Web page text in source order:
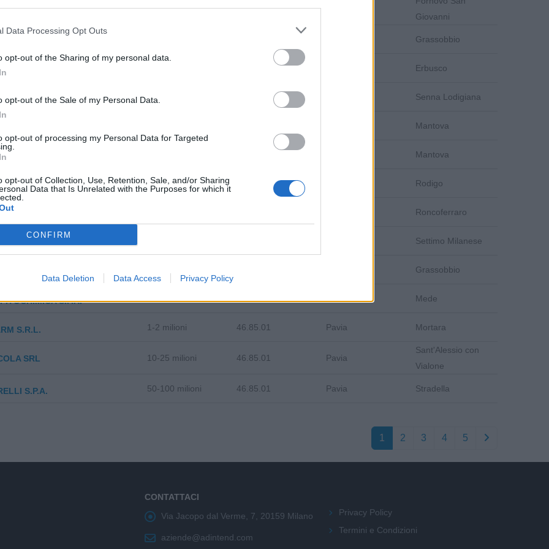
Data Processing Opt Outs
opt-out of the Sharing of my personal data.
opt-out of the Sale of my Personal Data.
opt-out of processing my Personal Data for Targeted
opt-out of Collection, Use, Retention, Sale, and/or Sharing
Data that Is Unrelated with the Purposes for which it
CONFIRM
Data Deletion Data Access Privacy Policy
S.R.L. 10-25 milioni 46.85.01
Giovanni
Grassobbio
SRL Erbusco
S.R.L. 25-50 milioni Senna Lodigiana
Mantova
Mantova
& PEVERADA S.R.L. 5-10 milioni Rodigo
GRANDI COLTURE SRL Roncoferraro
SPA Settimo Milanese
Grassobbio
S.P.A. Mede
S.R.L. 1-2 milioni 46.85.01 Pavia Mortara
SRL 10-25 milioni 46.85.01 Pavia
Sant'Alessio con
Vialone
S.P.A. 50-100 milioni 46.85.01 Pavia Stradella
1 2 3 4 5
CONTATTACI
Via Jacopo dal Verme, 7, 20159 Milano
aziende@adintend.com
Privacy Policy
Termini e Condizioni